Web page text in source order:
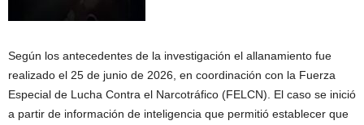
Según los antecedentes de la investigación el allanamiento fue
realizado el 25 de junio de 2026, en coordinación con la Fuerza
Especial de Lucha Contra el Narcotráfico (FELCN). El caso se inició
a partir de información de inteligencia que permitió establecer que